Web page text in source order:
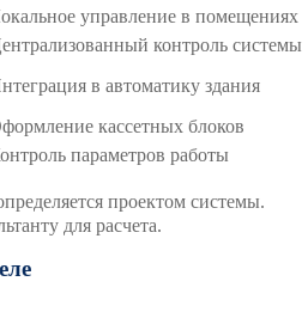
управление в помещениях
контроль системы
в автоматику здания
кассетных блоков
параметров работы
проектом системы.
для расчета.